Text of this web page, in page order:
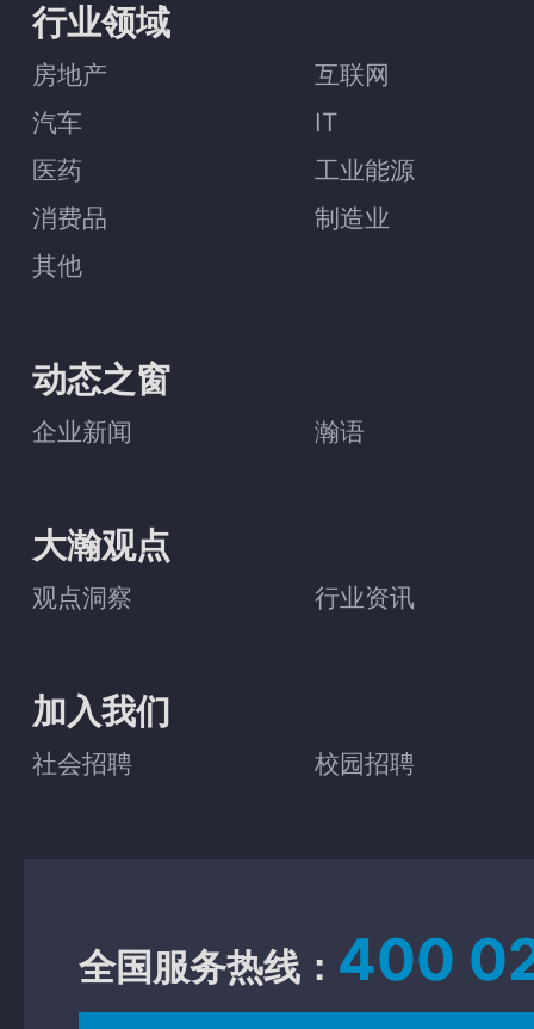
行业领域
房地产
互联网
汽车
IT
医药
工业能源
消费品
制造业
其他
动态之窗
企业新闻 瀚语
大瀚观点
观点洞察 行业资讯
加入我们
社会招聘 校园招聘
全国服务热线： 400